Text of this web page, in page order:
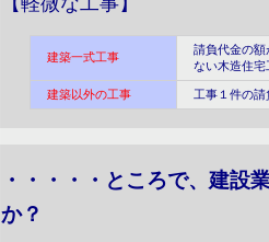
建築一式工事
請負代金の額
ない木造住宅
建築以外の工事 工事１件の
・・・・・ところで、建設
か？